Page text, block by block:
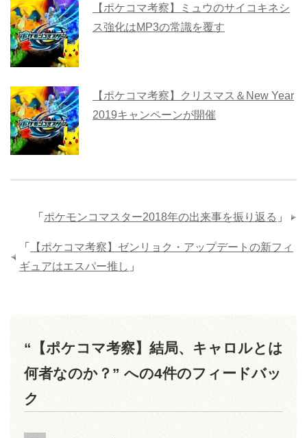
【ポケコマ考察】ミュウのサイコキネシ
ス強化はMP3の常識を覆す
【ポケコマ考察】クリスマス＆New Year
2019キャンペーンが開催
「 ポケモンコマスター2018年の出来事を振り返る 」
「
【ポケコマ考察】ゼンリョク・アップデートの新フィ
ギュアはエスパー推し 」
“【ポケコマ考察】結局、キャロルとは
何者なのか？” への4件のフィードバッ
ク